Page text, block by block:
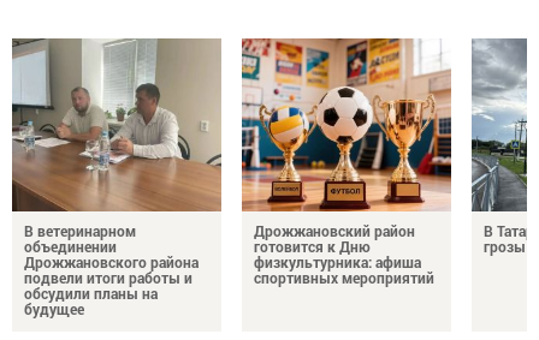
В ветеринарном
объединении
Дрожжановского района
подвели итоги работы и
обсудили планы на
будущее
Дрожжановский район
готовится к Дню
физкультурника: афиша
спортивных мероприятий
В
грозы